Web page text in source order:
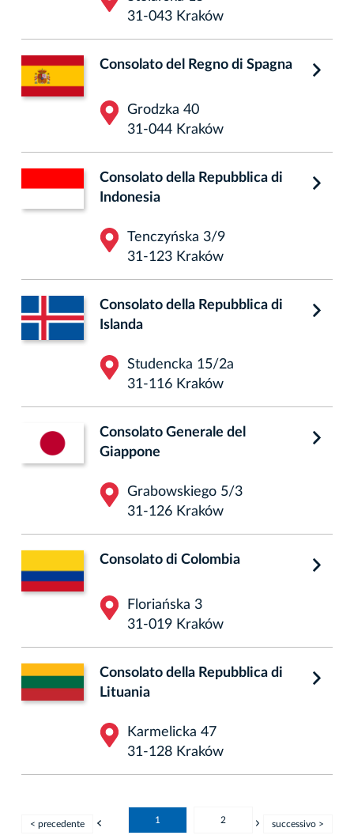
31-043 Kraków
Consolato del Regno di Spagna
Grodzka 40
31-044 Kraków
Consolato della Repubblica di
Indonesia
Tenczyńska 3/9
31-123 Kraków
Consolato della Repubblica di
Islanda
Studencka 15/2a
31-116 Kraków
Consolato Generale del
Giappone
Grabowskiego 5/3
31-126 Kraków
Consolato di Colombia
Floriańska 3
31-019 Kraków
Consolato della Repubblica di
Lituania
Karmelicka 47
31-128 Kraków
< precedente 1 2 successivo >